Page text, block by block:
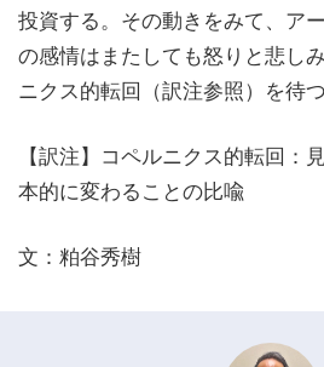
投資する。その動きをみて、ア
の感情はまたしても怒りと悲し
ニクス的転回（訳注参照）を待
【訳注】コペルニクス的転回：
本的に変わることの比喩
文：粕谷秀樹